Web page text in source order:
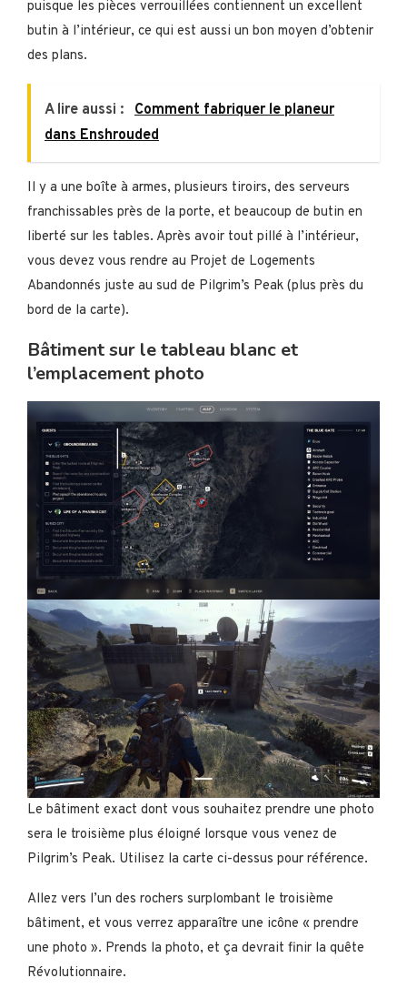
puisque les pièces verrouillées contiennent un excellent
butin à l’intérieur, ce qui est aussi un bon moyen d’obtenir
des plans.
A lire aussi :
Comment fabriquer le planeur
dans Enshrouded
Il y a une boîte à armes, plusieurs tiroirs, des serveurs
franchissables près de la porte, et beaucoup de butin en
liberté sur les tables. Après avoir tout pillé à l’intérieur,
vous devez vous rendre au Projet de Logements
Abandonnés juste au sud de Pilgrim’s Peak (plus près du
bord de la carte).
Bâtiment sur le tableau blanc et
l’emplacement photo
Le bâtiment exact dont vous souhaitez prendre une photo
sera le troisième plus éloigné lorsque vous venez de
Pilgrim’s Peak. Utilisez la carte ci-dessus pour référence.
Allez vers l’un des rochers surplombant le troisième
bâtiment, et vous verrez apparaître une icône « prendre
une photo ». Prends la photo, et ça devrait finir la quête
Révolutionnaire.